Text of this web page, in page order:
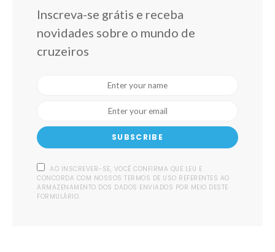
Inscreva-se grátis e receba
novidades sobre o mundo de
cruzeiros
SUBSCRIBE
AO INSCREVER-SE, VOCÊ CONFIRMA QUE LEU E
CONCORDA COM NOSSOS TERMOS DE USO REFERENTES AO
ARMAZENAMENTO DOS DADOS ENVIADOS POR MEIO DESTE
FORMULÁRIO.